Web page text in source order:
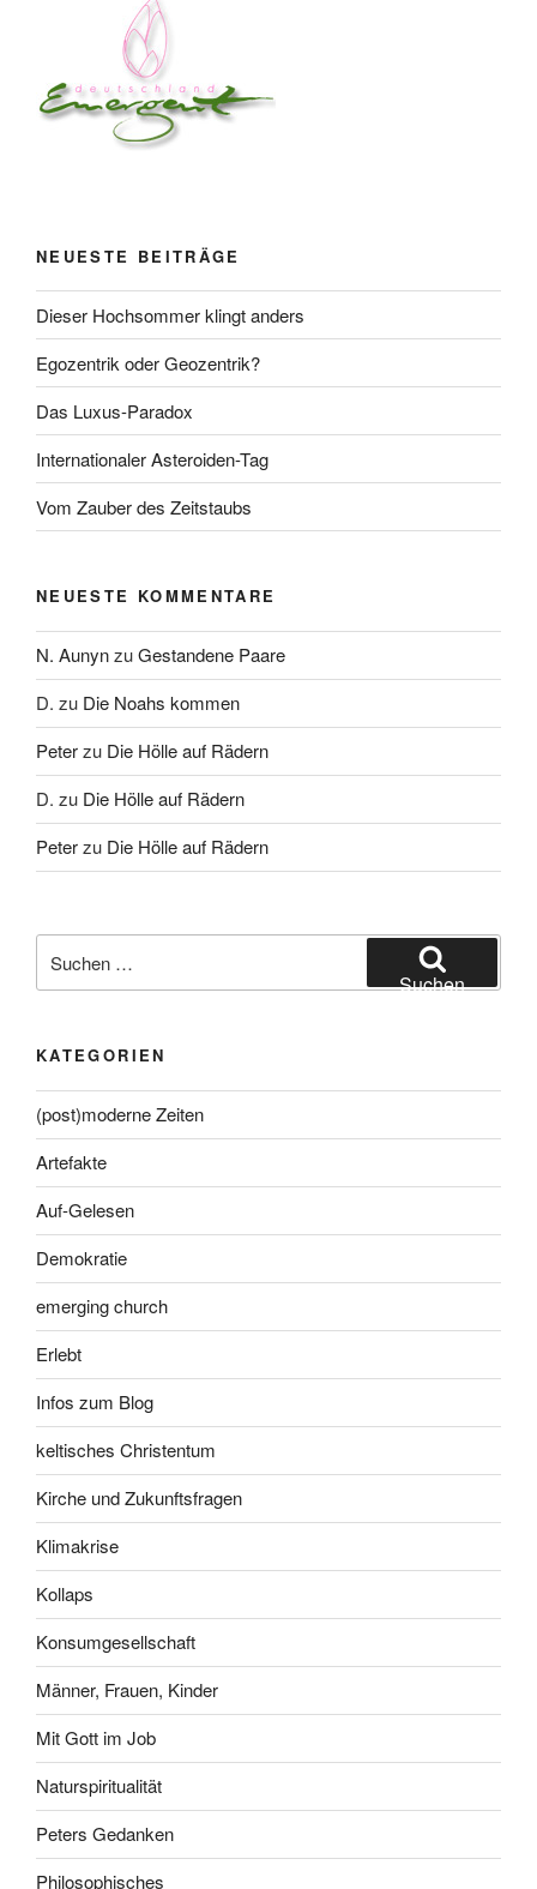
NEUESTE BEITRÄGE
Dieser Hochsommer klingt anders
Egozentrik oder Geozentrik?
Das Luxus-Paradox
Internationaler Asteroiden-Tag
Vom Zauber des Zeitstaubs
NEUESTE KOMMENTARE
N. AunynzuGestandene Paare
D. zu Die Noahs kommen
Peterzu Die Hölle auf Rädern
D. zu Die Hölle auf Rädern
Peterzu Die Hölle auf Rädern
nach:
Suchen
KATEGORIEN
(post)moderne Zeiten
Artefakte
Auf-Gelesen
Demokratie
emerging church
Erlebt
Infos zum Blog
keltisches Christentum
Kirche und Zukunftsfragen
Klimakrise
Kollaps
Konsumgesellschaft
Männer, Frauen, Kinder
Mit Gott im Job
Naturspiritualität
Peters Gedanken
Philosophisches